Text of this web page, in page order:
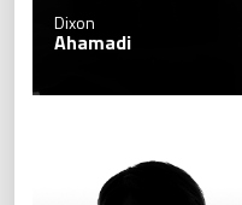
Dixon
Ahamadi